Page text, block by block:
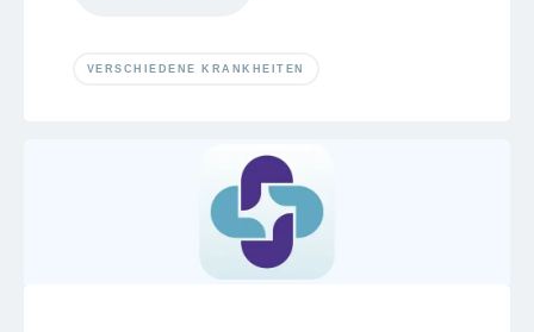
VERSCHIEDENE KRANKHEITEN